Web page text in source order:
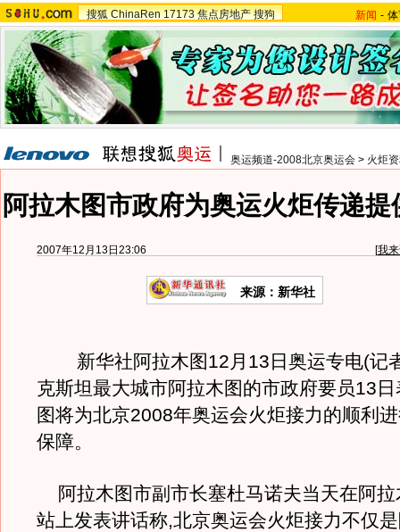
搜狐 ChinaRen 17173 焦点房地产 搜狗 新闻 -
奥运频道-2008北京奥运会 > 火炬
阿拉木图市政府为奥运火炬传递
2007年12月13日23:06 [我
来源：新华社
新华社阿拉木图12月13日奥运专电(记
克斯坦最大城市阿拉木图的市政府要员13
图将为北京2008年奥运会火炬接力的顺利
保障。
阿拉木图市副市长塞杜马诺夫当天在阿拉
站上发表讲话称,北京奥运会火炬接力不仅